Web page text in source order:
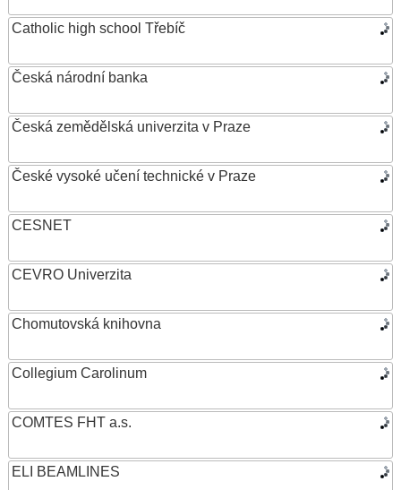
Catholic high school Třebíč
Česká národní banka
Česká zemědělská univerzita v Praze
České vysoké učení technické v Praze
CESNET
CEVRO Univerzita
Chomutovská knihovna
Collegium Carolinum
COMTES FHT a.s.
ELI BEAMLINES